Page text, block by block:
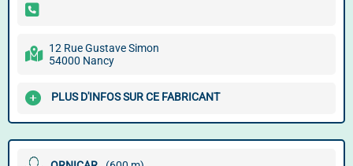
12 Rue Gustave Simon
54000 Nancy
PLUS D'INFOS SUR CE FABRICANT